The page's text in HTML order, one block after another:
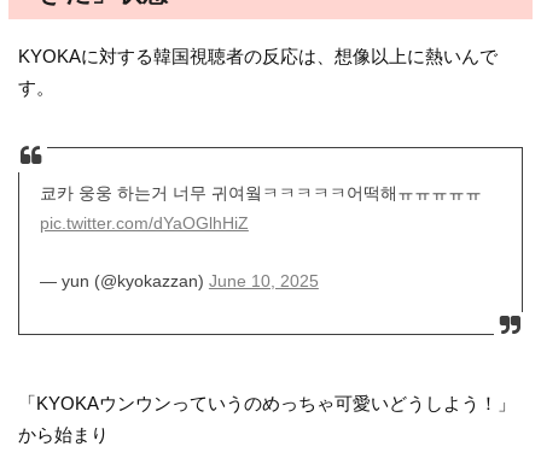
KYOKAに対する韓国視聴者の反応は、想像以上に熱いんで
す。
쿄카 웅웅 하는거 너무 귀여웤ㅋㅋㅋㅋㅋ어떡해ㅠㅠㅠㅠㅠ
pic.twitter.com/dYaOGlhHiZ
— yun (@kyokazzan) June 10, 2025
「KYOKAウンウンっていうのめっちゃ可愛いどうしよう！」
から始まり